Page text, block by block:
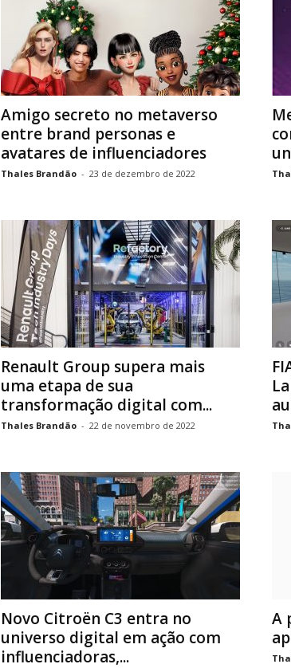
Amigo secreto no metaverso
entre brand personas e
avatares de influenciadores
Thales Brandão - 23 de dezembro de 2022
Renault Group supera mais
uma etapa de sua
transformação digital com...
Thales Brandão - 22 de novembro de 2022
Novo Citroën C3 entra no
universo digital em ação com
influenciadoras,...
A